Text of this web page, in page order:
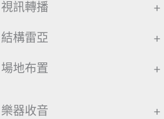
視訊轉播 +
結構雷亞 +
場地布置 +
樂器收音 +